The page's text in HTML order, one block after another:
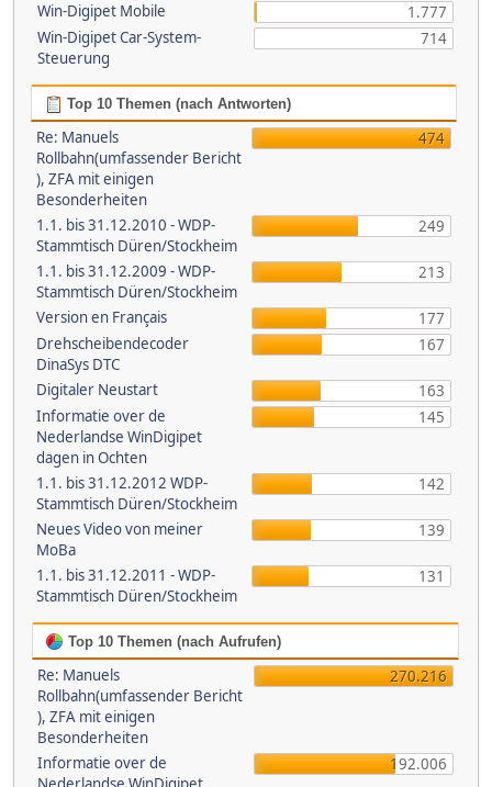
Win-Digipet Mobile
1.777
Win-Digipet Car-System-
Steuerung
714
Top 10 Themen (nach Antworten)
Re: Manuels
Rollbahn(umfassender Bericht
), ZFA mit einigen
Besonderheiten
474
1.1. bis 31.12.2010 - WDP-
Stammtisch Düren/Stockheim
249
1.1. bis 31.12.2009 - WDP-
Stammtisch Düren/Stockheim
213
Version en Français
177
Drehscheibendecoder
DinaSys DTC
167
Digitaler Neustart
163
Informatie over de
Nederlandse WinDigipet
dagen in Ochten
145
1.1. bis 31.12.2012 WDP-
Stammtisch Düren/Stockheim
142
Neues Video von meiner
MoBa
139
1.1. bis 31.12.2011 - WDP-
Stammtisch Düren/Stockheim
131
Top 10 Themen (nach Aufrufen)
Re: Manuels
Rollbahn(umfassender Bericht
), ZFA mit einigen
Besonderheiten
270.216
Informatie over de
192.006